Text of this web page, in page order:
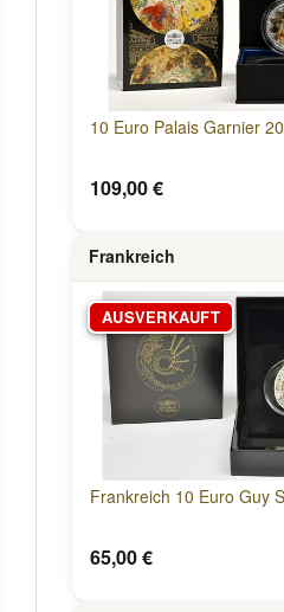
10 Euro Palais Garnier
109,00 €
Frankreich
AUSVERKAUFT
Frankreich 10 Euro Guy
65,00 €